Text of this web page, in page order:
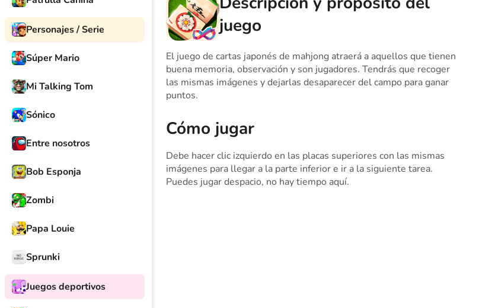
Personajes / Serie
Súper Mario
Mi Talking Tom
Sónico
Entre nosotros
Bob Esponja
Zombi
Papa Louie
Sprunki
Juegos deportivos
juego
El juego de cartas japonés de mahjong atraerá a aquellos que tienen
buena memoria, observación y son jugadores. Tendrás que recoger
las mismas imágenes y dejarlas desaparecer del campo para ganar
puntos.
Cómo jugar
Debe hacer clic izquierdo en las placas superiores con las mismas
imágenes para llegar a la parte inferior e ir a la siguiente tarea.
Puedes jugar despacio, no hay tiempo aquí.